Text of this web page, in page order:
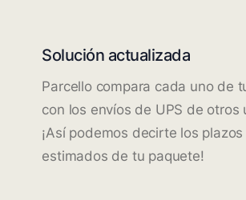
Solución actualizada
Parcello compara cada uno de
con los envíos de UPS de otros
¡Así podemos decirte los
estimados de tu paquete!